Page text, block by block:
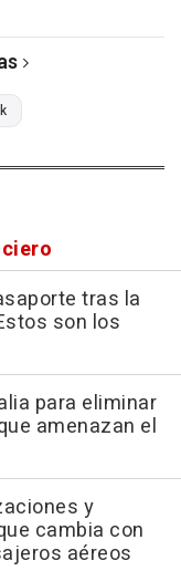
tras la
son los
para eliminar
amenazan el
y
cambia con
aéreos